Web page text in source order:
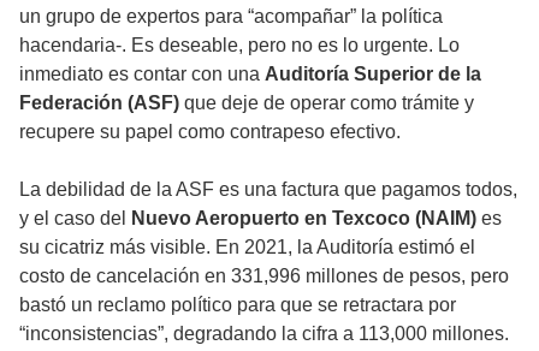
un grupo de expertos para “acompañar” la política
hacendaria-. Es deseable, pero no es lo urgente. Lo
inmediato es contar con una Auditoría Superior de la
Federación (ASF) que deje de operar como trámite y
recupere su papel como contrapeso efectivo.
La debilidad de la ASF es una factura que pagamos todos,
y el caso del
Nuevo Aeropuerto en Texcoco (NAIM) es
su cicatriz más visible. En 2021, la Auditoría estimó el
costo de cancelación en 331,996 millones de pesos, pero
bastó un reclamo político para que se retractara por
“inconsistencias”, degradando la cifra a 113,000 millones.